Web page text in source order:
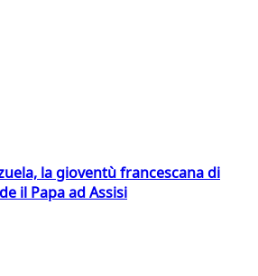
la gioventù francescana di
il Papa ad Assisi